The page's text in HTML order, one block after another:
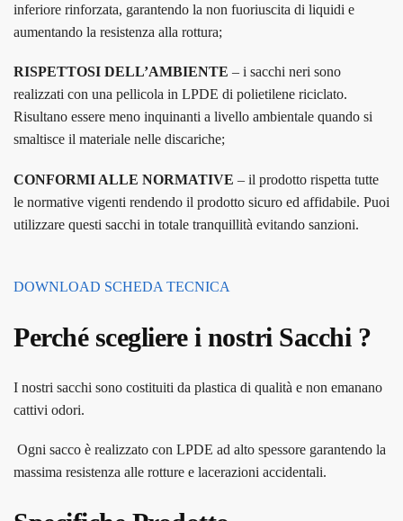
inferiore rinforzata, garantendo la non fuoriuscita di liquidi e
aumentando la resistenza alla rottura;
RISPETTOSI DELL’AMBIENTE – i sacchi neri sono
realizzati con una pellicola in LPDE di polietilene riciclato.
Risultano essere meno inquinanti a livello ambientale quando si
smaltisce il materiale nelle discariche;
CONFORMI ALLE NORMATIVE – il prodotto rispetta tutte
le normative vigenti rendendo il prodotto sicuro ed affidabile. Puoi
utilizzare questi sacchi in totale tranquillità evitando sanzioni.
DOWNLOAD SCHEDA TECNICA
Perché scegliere i nostri Sacchi ?
I nostri sacchi sono costituiti da plastica di qualità e non emanano
cattivi odori.
Ogni sacco è realizzato con LPDE ad alto spessore garantendo la
massima resistenza alle rotture e lacerazioni accidentali.